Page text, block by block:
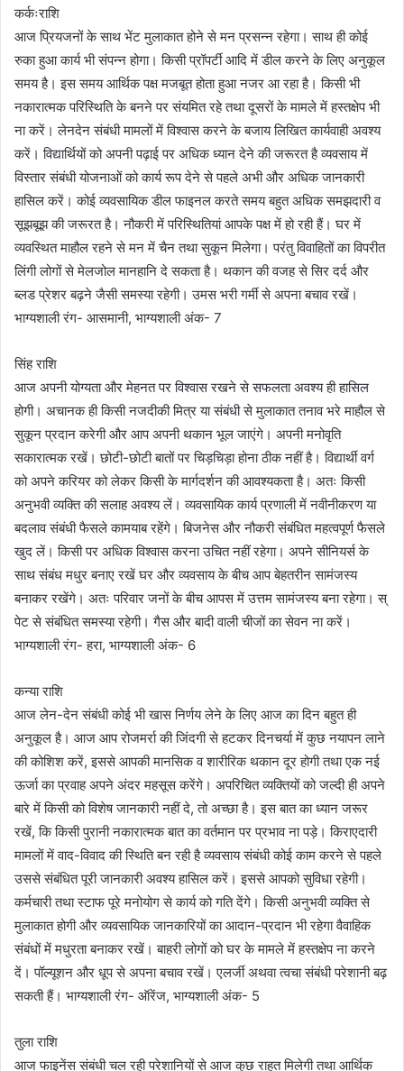
कर्कःराशि
आज प्रियजनों के साथ भेंट मुलाकात होने से मन प्रसन्न रहेगा। साथ ही कोई
रुका हुआ कार्य भी संपन्न होगा। किसी प्रॉपर्टी आदि में डील करने के लिए अनुकूल
समय है। इस समय आर्थिक पक्ष मजबूत होता हुआ नजर आ रहा है। किसी भी
नकारात्मक परिस्थिति के बनने पर संयमित रहे तथा दूसरों के मामले में हस्तक्षेप भी
ना करें। लेनदेन संबंधी मामलों में विश्वास करने के बजाय लिखित कार्यवाही अवश्य
करें। विद्यार्थियों को अपनी पढ़ाई पर अधिक ध्यान देने की जरूरत है व्यवसाय में
विस्तार संबंधी योजनाओं को कार्य रूप देने से पहले अभी और अधिक जानकारी
हासिल करें। कोई व्यवसायिक डील फाइनल करते समय बहुत अधिक समझदारी व
सूझबूझ की जरूरत है। नौकरी में परिस्थितियां आपके पक्ष में हो रही हैं। घर में
व्यवस्थित माहौल रहने से मन में चैन तथा सुकून मिलेगा। परंतु विवाहितों का विपरीत
लिंगी लोगों से मेलजोल मानहानि दे सकता है। थकान की वजह से सिर दर्द और
ब्लड प्रेशर बढ़ने जैसी समस्या रहेगी। उमस भरी गर्मी से अपना बचाव रखें।
भाग्यशाली रंग- आसमानी, भाग्यशाली अंक- 7
सिंह राशि
आज अपनी योग्यता और मेहनत पर विश्वास रखने से सफलता अवश्य ही हासिल
होगी। अचानक ही किसी नजदीकी मित्र या संबंधी से मुलाकात तनाव भरे माहौल से
सुकून प्रदान करेगी और आप अपनी थकान भूल जाएंगे। अपनी मनोवृति
सकारात्मक रखें। छोटी-छोटी बातों पर चिड़चिड़ा होना ठीक नहीं है। विद्यार्थी वर्ग
को अपने करियर को लेकर किसी के मार्गदर्शन की आवश्यकता है। अतः किसी
अनुभवी व्यक्ति की सलाह अवश्य लें। व्यवसायिक कार्य प्रणाली में नवीनीकरण या
बदलाव संबंधी फैसले कामयाब रहेंगे। बिजनेस और नौकरी संबंधित महत्वपूर्ण फैसले
खुद लें। किसी पर अधिक विश्वास करना उचित नहीं रहेगा। अपने सीनियर्स के
साथ संबंध मधुर बनाए रखें घर और व्यवसाय के बीच आप बेहतरीन सामंजस्य
बनाकर रखेंगे। अतः परिवार जनों के बीच आपस में उत्तम सामंजस्य बना रहेगा। स्
पेट से संबंधित समस्या रहेगी। गैस और बादी वाली चीजों का सेवन ना करें।
भाग्यशाली रंग- हरा, भाग्यशाली अंक- 6
कन्या राशि
आज लेन-देन संबंधी कोई भी खास निर्णय लेने के लिए आज का दिन बहुत ही
अनुकूल है। आज आप रोजमर्रा की जिंदगी से हटकर दिनचर्या में कुछ नयापन लाने
की कोशिश करें, इससे आपकी मानसिक व शारीरिक थकान दूर होगी तथा एक नई
ऊर्जा का प्रवाह अपने अंदर महसूस करेंगे। अपरिचित व्यक्तियों को जल्दी ही अपने
बारे में किसी को विशेष जानकारी नहीं दे, तो अच्छा है। इस बात का ध्यान जरूर
रखें, कि किसी पुरानी नकारात्मक बात का वर्तमान पर प्रभाव ना पड़े। किराएदारी
मामलों में वाद-विवाद की स्थिति बन रही है व्यवसाय संबंधी कोई काम करने से पहले
उससे संबंधित पूरी जानकारी अवश्य हासिल करें। इससे आपको सुविधा रहेगी।
कर्मचारी तथा स्टाफ पूरे मनोयोग से कार्य को गति देंगे। किसी अनुभवी व्यक्ति से
मुलाकात होगी और व्यवसायिक जानकारियों का आदान-प्रदान भी रहेगा वैवाहिक
संबंधों में मधुरता बनाकर रखें। बाहरी लोगों को घर के मामले में हस्तक्षेप ना करने
दें। पॉल्यूशन और धूप से अपना बचाव रखें। एलर्जी अथवा त्वचा संबंधी परेशानी बढ़
सकती हैं। भाग्यशाली रंग- ऑरेंज, भाग्यशाली अंक- 5
तुला राशि
आज फाइनेंस संबंधी चल रही परेशानियों से आज कुछ राहत मिलेगी तथा आर्थिक